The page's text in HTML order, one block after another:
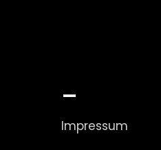
_
Impressum